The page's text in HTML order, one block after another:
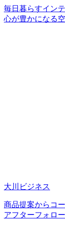
毎日暮らすイン
心が豊かになる
大川ビジネス
商品提案からコ
アフターフォロ